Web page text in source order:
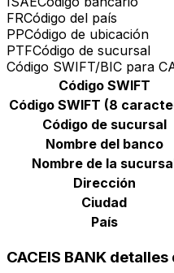
FRCódigo del país
PPCódigo de ubicación
PTFCódigo de sucursal
Código SWIFT/BIC para
Código SWIFT
Código SWIFT (8
Código de sucursal
Nombre del banco
Nombre de la
Dirección
Ciudad
País
CACEIS BANK